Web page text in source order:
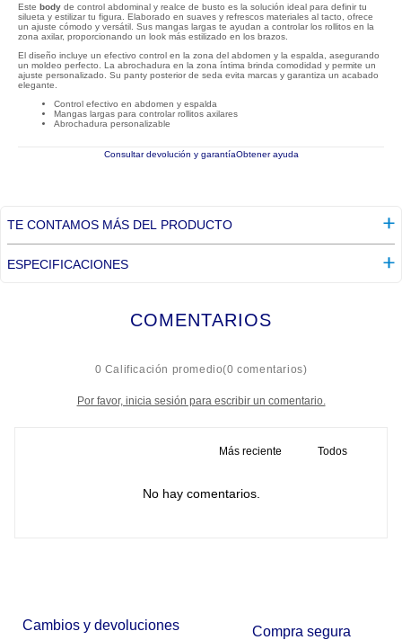
Este body de control abdominal y realce de busto es la solución ideal para definir tu
silueta y estilizar tu figura. Elaborado en suaves y refrescos materiales al tacto, ofrece
un ajuste cómodo y versátil. Sus mangas largas te ayudan a controlar los rollitos en la
zona axilar, proporcionando un look más estilizado en los brazos.
El diseño incluye un efectivo control en la zona del abdomen y la espalda, asegurando
un moldeo perfecto. La abrochadura en la zona íntima brinda comodidad y permite un
ajuste personalizado. Su panty posterior de seda evita marcas y garantiza un acabado
elegante.
Control efectivo en abdomen y espalda
Mangas largas para controlar rollitos axilares
Abrochadura personalizable
Consultar devolución y garantíaObtener ayuda
TE CONTAMOS MÁS DEL PRODUCTO
ESPECIFICACIONES
COMENTARIOS
0 Calificación promedio(0 comentarios)
Por favor, inicia sesión para escribir un comentario.
Más reciente Todos
No hay comentarios.
Cambios y devoluciones Compra segura